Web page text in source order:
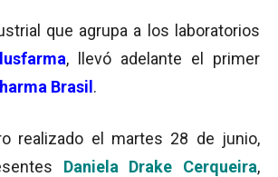
que agrupa a los laboratorios
, llevó adelante el primer
Brasil .
realizado el martes 28 de junio,
Daniela Drake Cerqueira,